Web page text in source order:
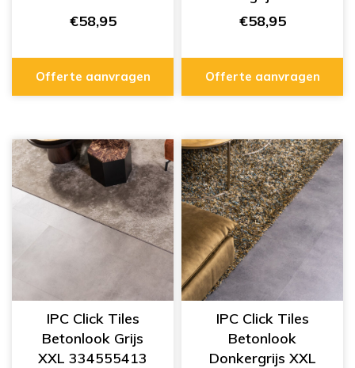
334555429
€58,95
Offerte aanvragen
334555412
€58,95
Offerte aanvragen
IPC Click Tiles
Betonlook Grijs
XXL 334555413
IPC Click Tiles
Betonlook
Donkergrijs XXL